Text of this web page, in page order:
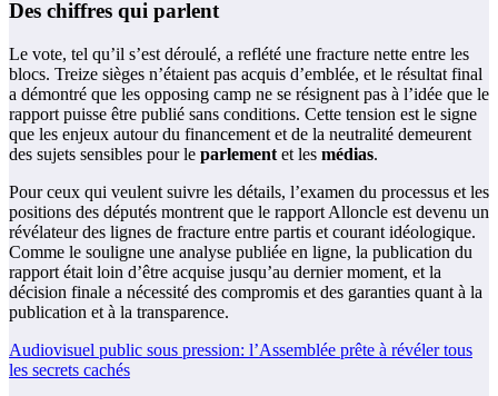
Des chiffres qui parlent
Le vote, tel qu’il s’est déroulé, a reflété une fracture nette entre les
blocs. Treize sièges n’étaient pas acquis d’emblée, et le résultat final
a démontré que les opposing camp ne se résignent pas à l’idée que le
rapport puisse être publié sans conditions. Cette tension est le signe
que les enjeux autour du financement et de la neutralité demeurent
des sujets sensibles pour le parlement et les médias.
Pour ceux qui veulent suivre les détails, l’examen du processus et les
positions des députés montrent que le rapport Alloncle est devenu un
révélateur des lignes de fracture entre partis et courant idéologique.
Comme le souligne une analyse publiée en ligne, la publication du
rapport était loin d’être acquise jusqu’au dernier moment, et la
décision finale a nécessité des compromis et des garanties quant à la
publication et à la transparence.
Audiovisuel public sous pression: l’Assemblée prête à révéler tous
les secrets cachés